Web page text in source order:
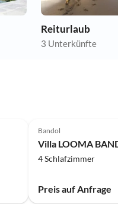
Reiturlaub
3 Unterkünfte
Bandol
Villa LOOMA
4 Schlafzimmer
Preis auf Anfrage